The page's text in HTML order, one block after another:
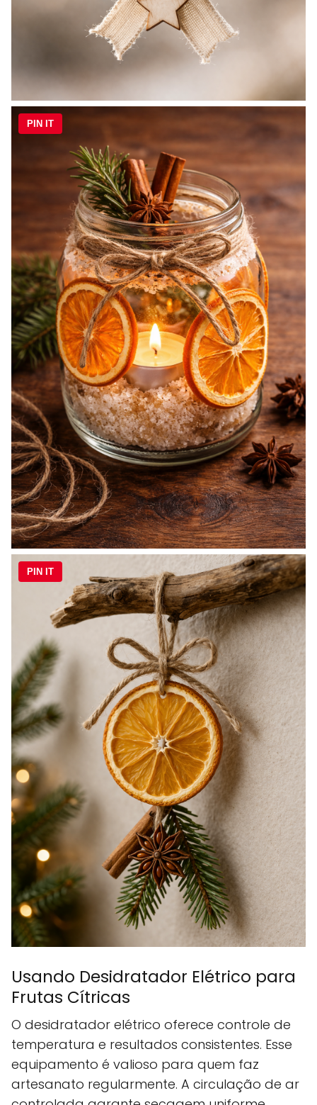
PIN IT
PIN IT
Usando Desidratador Elétrico para
Frutas Cítricas
O desidratador elétrico oferece controle de
temperatura e resultados consistentes. Esse
equipamento é valioso para quem faz
artesanato regularmente. A circulação de ar